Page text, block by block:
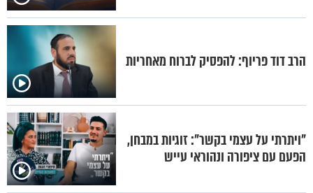
הרב דוד פריוף: להפסיק לברוח מאחריות
"ויתרתי על עצמי בקשר": זוגיות במבחן,
הפעם עם ציפורה ונהוראי עייש